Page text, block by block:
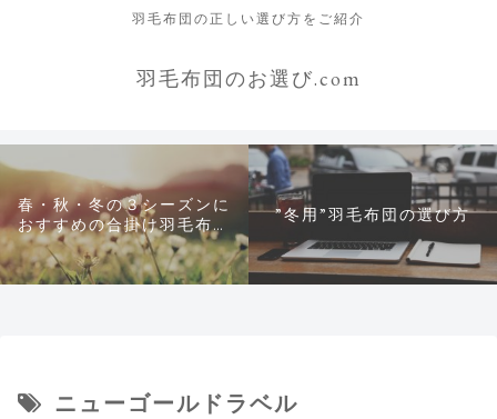
羽毛布団の正しい選び方をご紹介
羽毛布団のお選び.com
春・秋・冬の３シーズンに
おすすめの合掛け羽毛布団
について
”冬用”羽毛布団の選び方
ニューゴールドラベル